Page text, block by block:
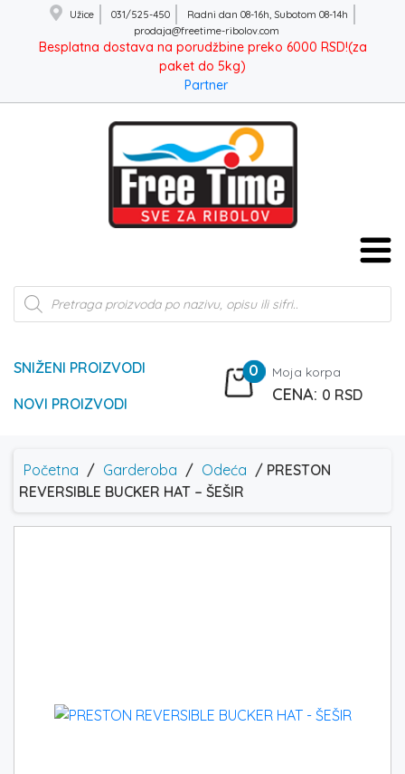
Užice 031/525-450
Radni dan 08-16h, Subotom 08-14h
prodaja@freetime-ribolov.com
Besplatna dostava na porudžbine preko 6000 RSD!(za
paket do 5kg)
Partner
Products
search
SNIŽENI PROIZVODI
NOVI PROIZVODI
0 Moja korpa
0 RSD
Početna / Garderoba / Odeća / PRESTON
REVERSIBLE BUCKER HAT – ŠEŠIR